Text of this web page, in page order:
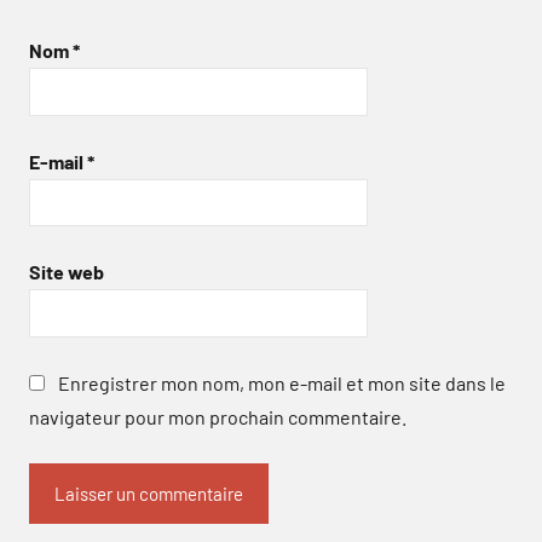
Nom*
E-mail *
Site web
Enregistrer mon nom, mon e-mail et mon site dans le
navigateur pour mon prochain commentaire.